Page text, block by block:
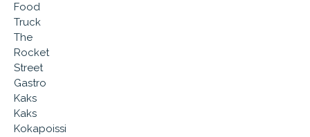
Food
Truck
The
Rocket
Street
Gastro
Kaks
Kaks
Kokapoissi